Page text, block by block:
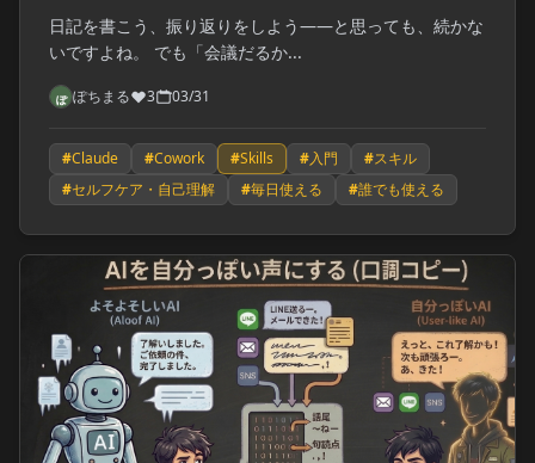
日記を書こう、振り返りをしよう——と思っても、続かな
いですよね。 でも「会議だるか...
ぽちまる 3 03/31
#Claude #Cowork #Skills #入門 #スキル
#セルフケア・自己理解 #毎日使える #誰でも使える